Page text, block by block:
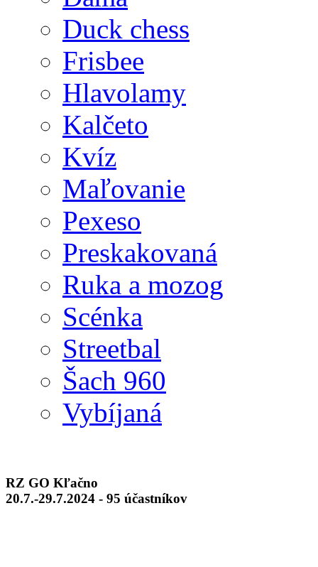
Duck chess
Frisbee
Hlavolamy
Kalčeto
Kvíz
Maľovanie
Pexeso
Preskakovaná
Ruka a mozog
Scénka
Streetbal
Šach 960
Vybíjaná
RZ GO Kľačno
20.7.-29.7.2024 - 95 účastníkov